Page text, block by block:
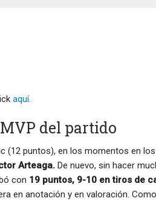
aquí.
del partido
(12 puntos), en los momentos en
Arteaga. De nuevo, sin hacer
con 19 puntos, 9-10 en tiros de
en anotación y en valoración.